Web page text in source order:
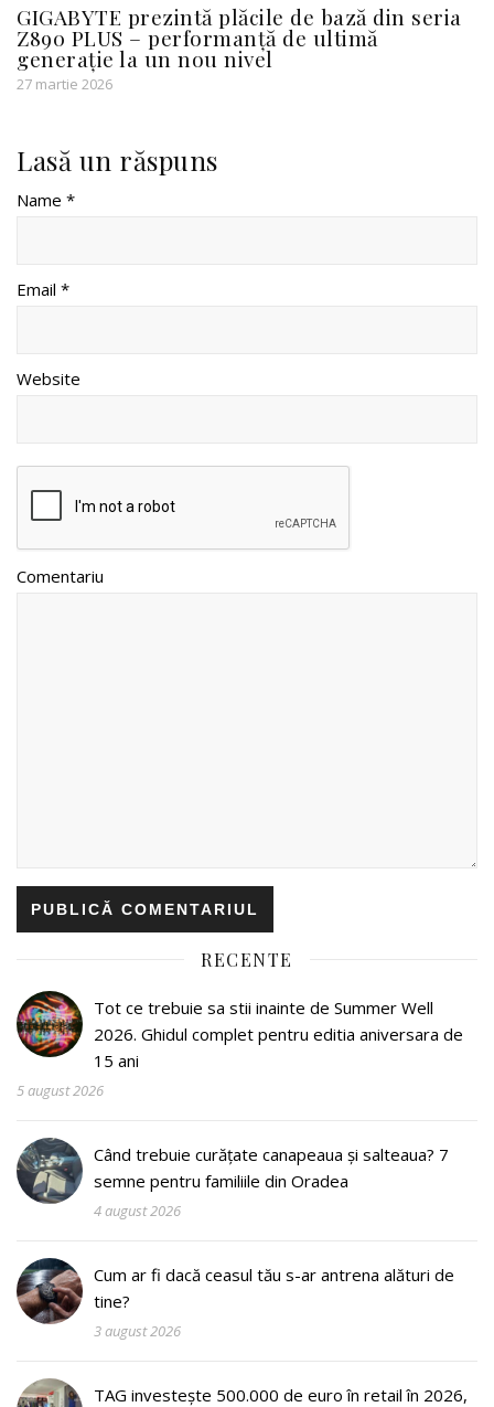
GIGABYTE prezintă plăcile de bază din seria
Z890 PLUS – performanță de ultimă
generație la un nou nivel
27 martie 2026
Lasă un răspuns
Name *
Email *
Website
Comentariu
RECENTE
Tot ce trebuie sa stii inainte de Summer Well
2026. Ghidul complet pentru editia aniversara de
15 ani
5 august 2026
Când trebuie curățate canapeaua și salteaua? 7
semne pentru familiile din Oradea
4 august 2026
Cum ar fi dacă ceasul tău s-ar antrena alături de
tine?
3 august 2026
TAG investește 500.000 de euro în retail în 2026,